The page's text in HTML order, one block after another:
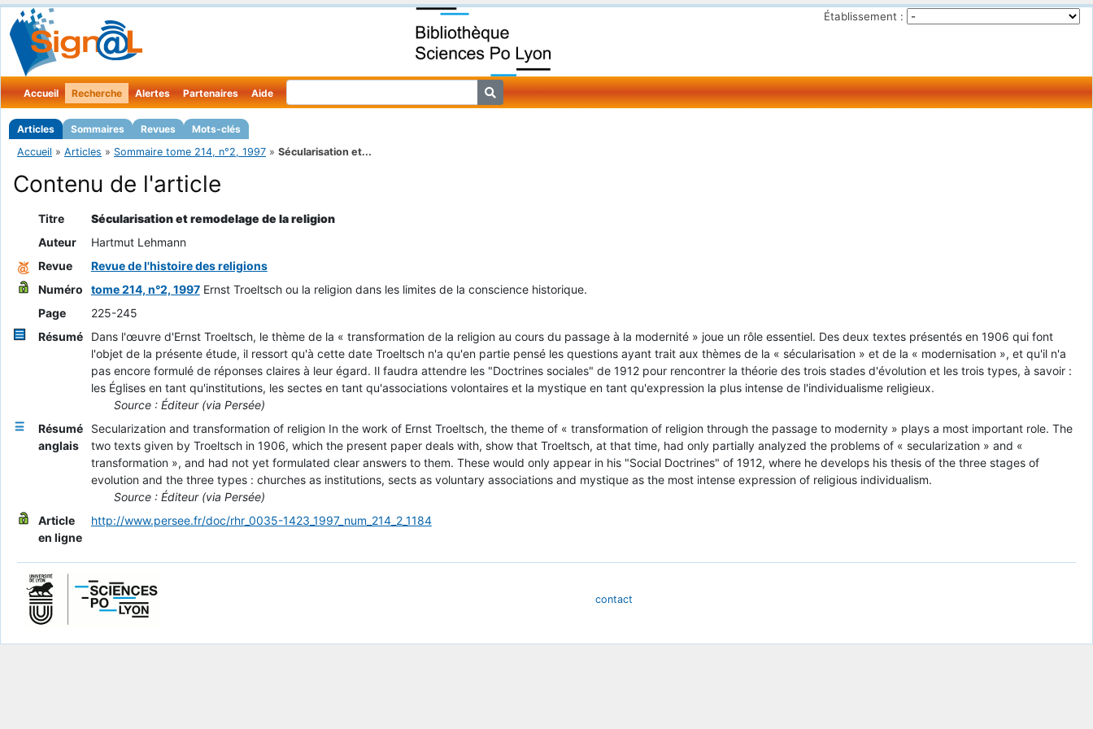
Établissement :
Accueil Recherche
Articles Sommaires Revues Mots-clés
Alertes Partenaires Aide
Accueil » Articles » Sommaire tome 214, n°2, 1997 » Sécularisation et...
Contenu de l'article
Titre
Sécularisation et remodelage de la religion
Auteur
Hartmut Lehmann
Revue
Revue de l'histoire des religions
Numéro
tome 214, n°2, 1997 Ernst Troeltsch ou la religion dans les limites de la conscience historique.
Page
225-245
Résumé
Dans l'œuvre d'Ernst Troeltsch, le thème de la « transformation de la religion au cours du passage à la modernité » joue un rôle essentiel. Des deux textes présentés en 1906 qui font
l'objet de la présente étude, il ressort qu'à cette date Troeltsch n'a qu'en partie pensé les questions ayant trait aux thèmes de la « sécularisation » et de la « modernisation », et qu'il n'a
pas encore formulé de réponses claires à leur égard. Il faudra attendre les "Doctrines sociales" de 1912 pour rencontrer la théorie des trois stades d'évolution et les trois types, à savoir :
les Églises en tant qu'institutions, les sectes en tant qu'associations volontaires et la mystique en tant qu'expression la plus intense de l'individualisme religieux.
Source : Éditeur (via Persée)
Résumé
anglais
Secularization and transformation of religion In the work of Ernst Troeltsch, the theme of « transformation of religion through the passage to modernity » plays a most important role. The
two texts given by Troeltsch in 1906, which the present paper deals with, show that Troeltsch, at that time, had only partially analyzed the problems of « secularization » and «
transformation », and had not yet formulated clear answers to them. These would only appear in his "Social Doctrines" of 1912, where he develops his thesis of the three stages of
evolution and the three types : churches as institutions, sects as voluntary associations and mystique as the most intense expression of religious individualism.
Source : Éditeur (via Persée)
Article
en ligne
http://www.persee.fr/doc/rhr_0035-1423_1997_num_214_2_1184
contact